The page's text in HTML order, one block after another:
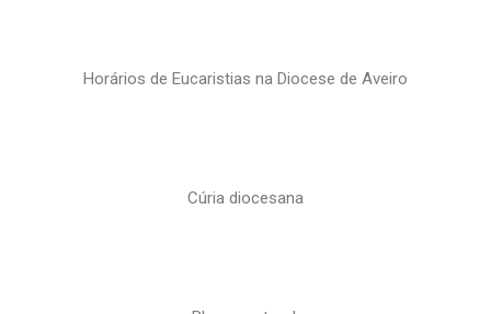
Horários de Eucaristias na Diocese de Aveiro
Cúria diocesana